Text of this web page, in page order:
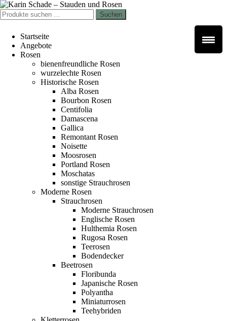
Zur
Navigation
springen
Zum
Inhalt
springen
Suchen
nach:
Suchen
Startseite
Angebote
Rosen
bienenfreundliche Rosen
wurzelechte Rosen
Historische Rosen
Alba Rosen
Bourbon Rosen
Centifolia
Damascena
Gallica
Remontant Rosen
Noisette
Moosrosen
Portland Rosen
Moschatas
sonstige Strauchrosen
Moderne Rosen
Strauchrosen
Moderne Strauchrosen
Englische Rosen
Hulthemia Rosen
Rugosa Rosen
Teerosen
Bodendecker
Beetrosen
Floribunda
Japanische Rosen
Polyantha
Miniaturrosen
Teehybriden